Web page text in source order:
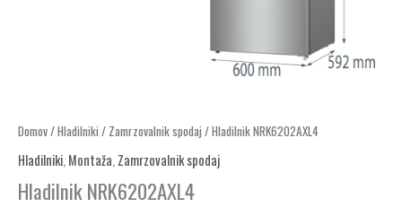
Domov/Hladilniki / Zamrzovalnik spodaj / Hladilnik NRK6202AXL4
Hladilniki, Montaža, Zamrzovalnik spodaj
Hladilnik NRK6202AXL4